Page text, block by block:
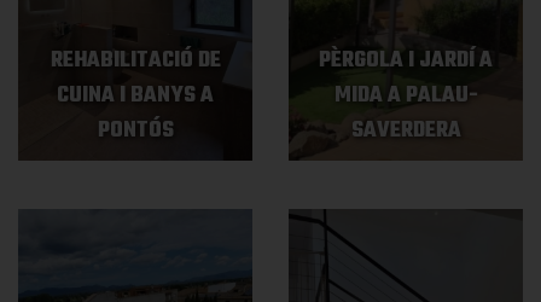
REHABILITACIÓ DE
CUINA I BANYS A
PONTÓS
PÈRGOLA I JARDÍ A
MIDA A PALAU-
SAVERDERA